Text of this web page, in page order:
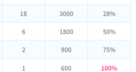
18 3000 28%
6 1800 50%
2 900 75%
1 600 100%